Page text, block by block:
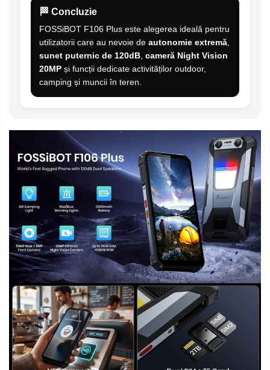
🏁 Concluzie
FOSSiBOT F106 Plus este alegerea ideală pentru
utilizatorii care au nevoie de autonomie extremă
sunet puternic de 120dB cameră Night Vision
20MP și funcții dedicate activităților outdoor,
camping și muncii în teren.